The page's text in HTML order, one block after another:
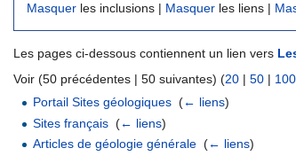
Masquer les inclusions | Masquer les liens |
Les pages ci-dessous contiennent un lien vers
Voir (50 précédentes | 50 suivantes) (20 | 50 | 100
Portail Sites géologiques ‎(← liens)
Sites français ‎(← liens)
Articles de géologie générale ‎(← liens)